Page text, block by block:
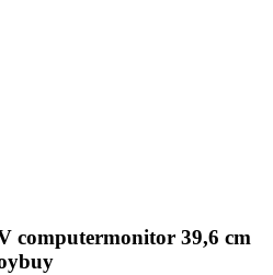
computermonitor 39,6 cm